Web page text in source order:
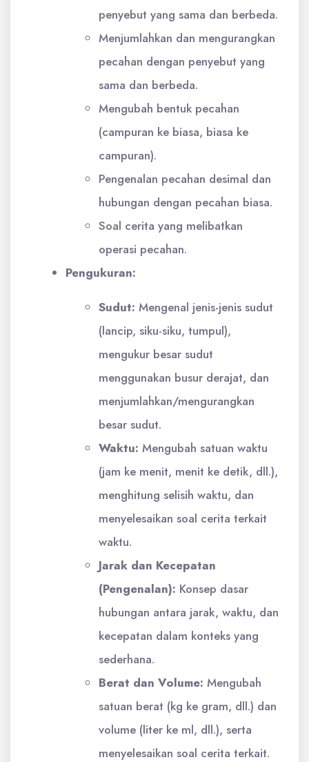
penyebut yang sama dan berbeda.
Menjumlahkan dan mengurangkan
pecahan dengan penyebut yang
sama dan berbeda.
Mengubah bentuk pecahan
(campuran ke biasa, biasa ke
campuran).
Pengenalan pecahan desimal dan
hubungan dengan pecahan biasa.
Soal cerita yang melibatkan
operasi pecahan.
Pengukuran:
Sudut: Mengenal jenis-jenis sudut
(lancip, siku-siku, tumpul),
mengukur besar sudut
menggunakan busur derajat, dan
menjumlahkan/mengurangkan
besar sudut.
Waktu: Mengubah satuan waktu
(jam ke menit, menit ke detik, dll.),
menghitung selisih waktu, dan
menyelesaikan soal cerita terkait
waktu.
Jarak dan Kecepatan
(Pengenalan): Konsep dasar
hubungan antara jarak, waktu, dan
kecepatan dalam konteks yang
sederhana.
Berat dan Volume: Mengubah
satuan berat (kg ke gram, dll.) dan
volume (liter ke ml, dll.), serta
menyelesaikan soal cerita terkait.